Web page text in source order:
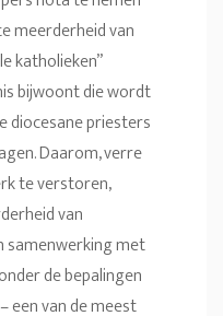
meerderheid van
katholieken”
bijwoont die wordt
diocesane priesters
Daarom, verre
te verstoren,
van
samenwerking met
de bepalingen
een van de meest